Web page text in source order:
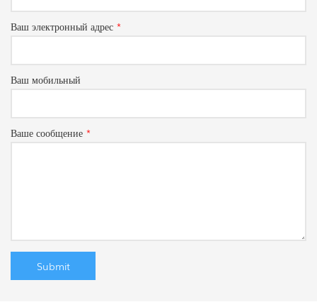
Ваш электронный адрес *
Ваш мобильный
Ваше сообщение *